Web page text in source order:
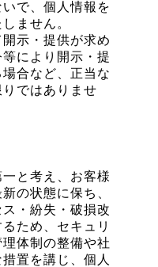
で、個人情報を
ません。
示・提供が求め
により開示・提
合など、正当な
ではありませ
と考え、お客様
の状態に保ち、
・紛失・破損改
ため、セキュリ
体制の整備や社
置を講じ、個人